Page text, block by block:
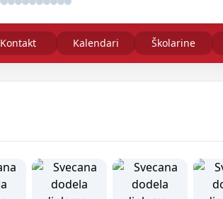
Kontakt Kalendari Školarine